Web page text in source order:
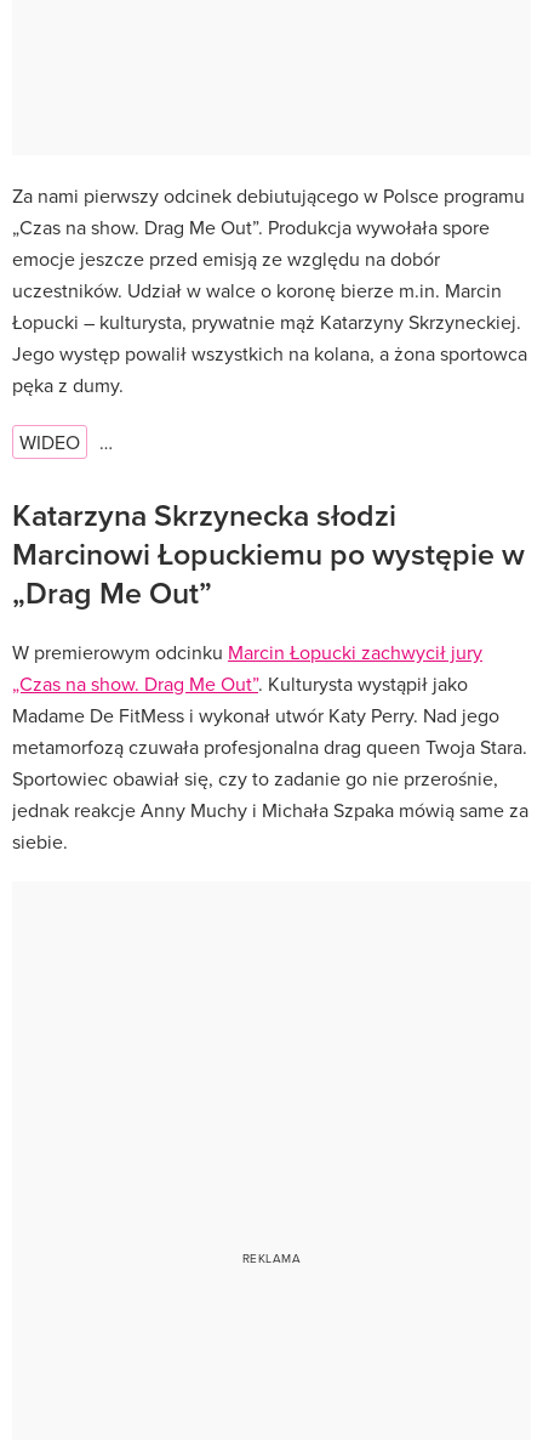
Za nami pierwszy odcinek debiutującego w Polsce programu
„Czas na show. Drag Me Out”. Produkcja wywołała spore
emocje jeszcze przed emisją ze względu na dobór
uczestników. Udział w walce o koronę bierze m.in. Marcin
Łopucki – kulturysta, prywatnie mąż Katarzyny Skrzyneckiej.
Jego występ powalił wszystkich na kolana, a żona sportowca
pęka z dumy.
WIDEO …
Katarzyna Skrzynecka słodzi
Marcinowi Łopuckiemu po występie w
„Drag Me Out”
W premierowym odcinku Marcin Łopucki zachwycił jury
„Czas na show. Drag Me Out”. Kulturysta wystąpił jako
Madame De FitMess i wykonał utwór Katy Perry. Nad jego
metamorfozą czuwała profesjonalna drag queen Twoja Stara.
Sportowiec obawiał się, czy to zadanie go nie przerośnie,
jednak reakcje Anny Muchy i Michała Szpaka mówią same za
siebie.